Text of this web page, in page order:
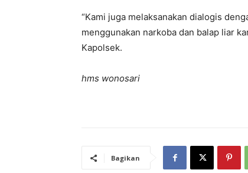
“Kami juga melaksanakan dialogis
menggunakan narkoba dan balap liar
Kapolsek.
hms wonosari
Bagikan